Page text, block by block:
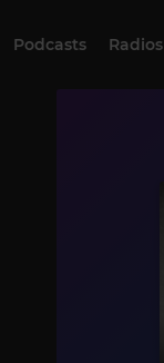
Podcasts Radios